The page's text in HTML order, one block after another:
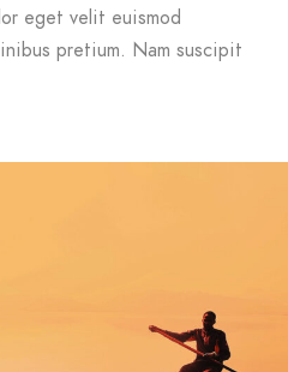
eget velit euismod
pretium. Nam suscipit